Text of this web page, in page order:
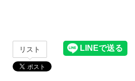
リスト